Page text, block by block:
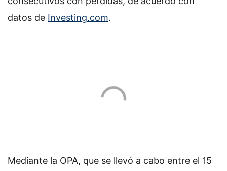
datos de Investing.com.
Mediante la OPA, que se llevó a cabo entre el 15